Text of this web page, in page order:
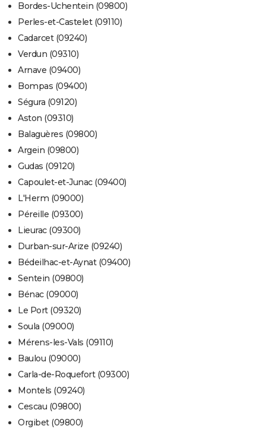
Bordes-Uchentein (09800)
Perles-et-Castelet (09110)
Cadarcet (09240)
Verdun (09310)
Arnave (09400)
Bompas (09400)
Ségura (09120)
Aston (09310)
Balaguères (09800)
Argein (09800)
Gudas (09120)
Capoulet-et-Junac (09400)
L'Herm (09000)
Péreille (09300)
Lieurac (09300)
Durban-sur-Arize (09240)
Bédeilhac-et-Aynat (09400)
Sentein (09800)
Bénac (09000)
Le Port (09320)
Soula (09000)
Mérens-les-Vals (09110)
Baulou (09000)
Carla-de-Roquefort (09300)
Montels (09240)
Cescau (09800)
Orgibet (09800)